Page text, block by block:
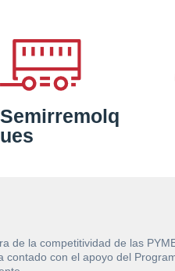
Semirremolq
ues
la competitividad de las
con el apoyo del